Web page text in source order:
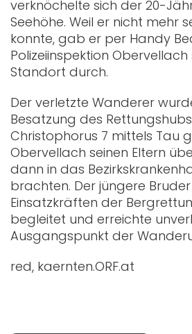
verknöchelte sich der 20-
Seehöhe. Weil er nicht mehr
konnte, gab er per Handy
Polizeiinspektion
Standort durch.
Der verletzte Wanderer
Besatzung des
Christophorus 7 mittels Tau
Obervellach seinen Eltern
dann in das
brachten. Der jüngere
Einsatzkräften der
begleitet und erreichte
Ausgangspunkt der
red, kaernten.ORF.at